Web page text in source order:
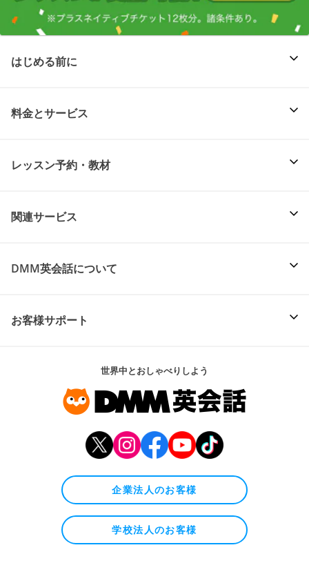
はじめる前に
料金とサービス
レッスン予約・教材
関連サービス
DMM英会話について
お客様サポート
世界中とおしゃべりしよう
企業法人のお客様
学校法人のお客様